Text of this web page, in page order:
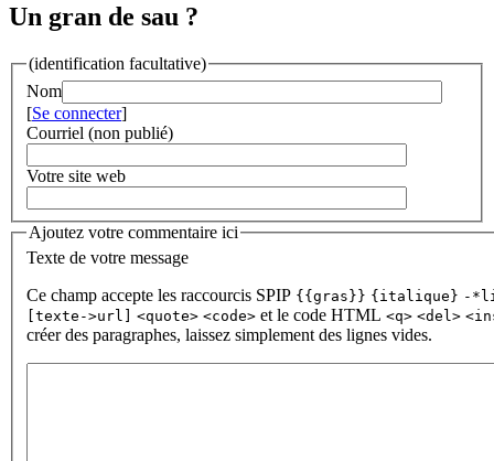
Un gran de sau ?
(identification facultative)
Nom
[Se connecter]
Courriel (non publié)
Votre site web
Ajoutez votre commentaire ici
Texte de votre message
Ce champ accepte les raccourcis SPIP {{gras}} {italique} -
[texte->url]
<quote> <code> et le code HTML <q> <del>
créer des paragraphes, laissez simplement des lignes vides.